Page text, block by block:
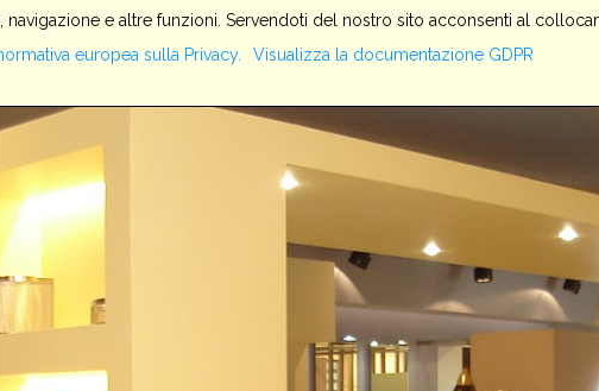
HOME SERVIZI AZIENDA PRODOTTI
e altre funzioni. Servendoti del nostro sito acconsenti al
europea sulla Privacy.
Visualizza la documentazione GDPR